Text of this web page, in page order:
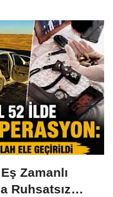
Zamanlı
Ruhsatsız